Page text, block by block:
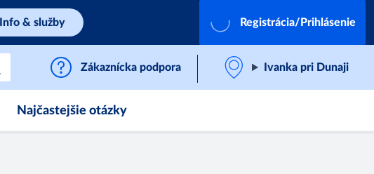
Info & služby Registrácia/Prihlásenie
Zákaznícka podpora Ivanka pri Dunaji
Najčastejšie otázky